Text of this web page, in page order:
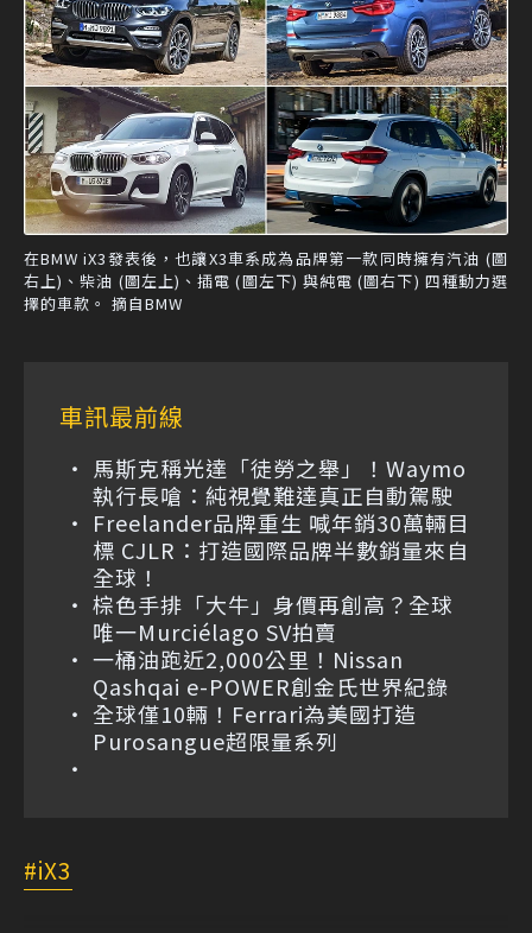
在BMW iX3發表後，也讓X3車系成為品牌第一款同時擁有汽油 (圖
右上)、柴油 (圖左上)、插電 (圖左下) 與純電 (圖右下) 四種動力選
擇的車款。 摘自BMW
車訊最前線
馬斯克稱光達「徒勞之舉」！Waymo
執行長嗆：純視覺難達真正自動駕駛
Freelander品牌重生 喊年銷30萬輛目
標 CJLR：打造國際品牌半數銷量來自
全球！
棕色手排「大牛」身價再創高？全球
唯一Murciélago SV拍賣
一桶油跑近2,000公里！Nissan
Qashqai e-POWER創金氏世界紀錄
全球僅10輛！Ferrari為美國打造
Purosangue超限量系列
iX3